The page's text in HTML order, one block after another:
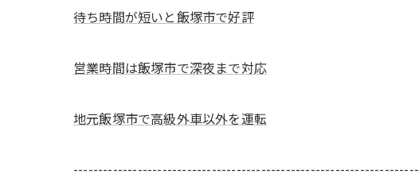
待ち時間が短いと飯塚市で好評
営業時間は飯塚市で深夜まで対応
地元飯塚市で高級外車以外を運転
----------------------------------------------------------------------